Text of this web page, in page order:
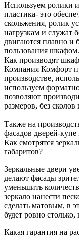
Используем ролики
пластика- это
скольжения, ролик
нагрузкам и служат
двигаются плавно и
пользования шкафом.
Как производят
Компания Комфорт
производстве,
используем
позволяют
размеров, без
Также на
фасадов дверей-
Как смотрятся
габаритов?
Зеркальные двери
делают фасады
уменьшить
зеркало нанести
сделать матовым, в
будет ровно столько,
Какая гарантия на